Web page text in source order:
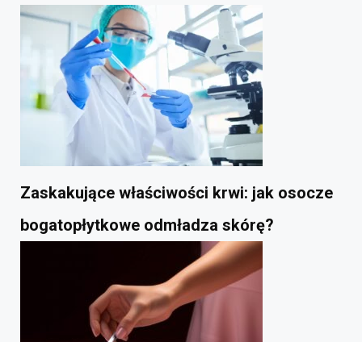
Zaskakujące właściwości krwi: jak osocze
bogatopłytkowe odmładza skórę?